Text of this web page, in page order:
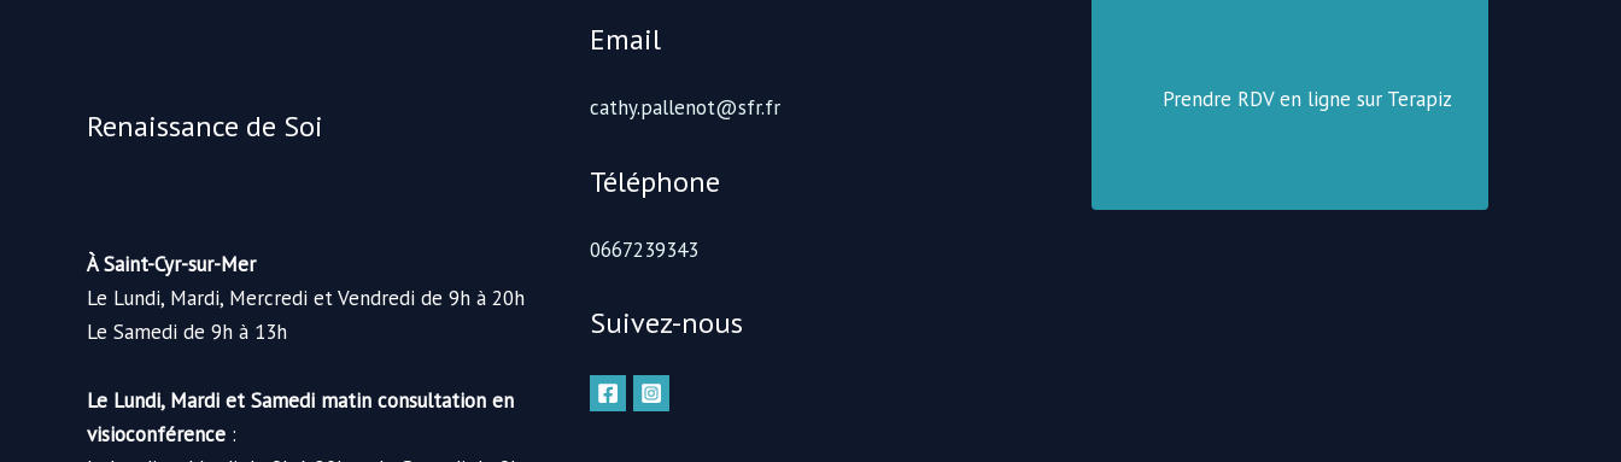
Renaissance de Soi
À Saint-Cyr-sur-Mer
Le Lundi, Mardi, Mercredi et Vendredi de 9h à 20h
Le Samedi de 9h à 13h
Le Lundi, Mardi et Samedi matin consultation en
visioconférence :
Email
cathy.pallenot@sfr.fr
Téléphone
0667239343
Suivez-nous
Prendre RDV en ligne sur Terapiz